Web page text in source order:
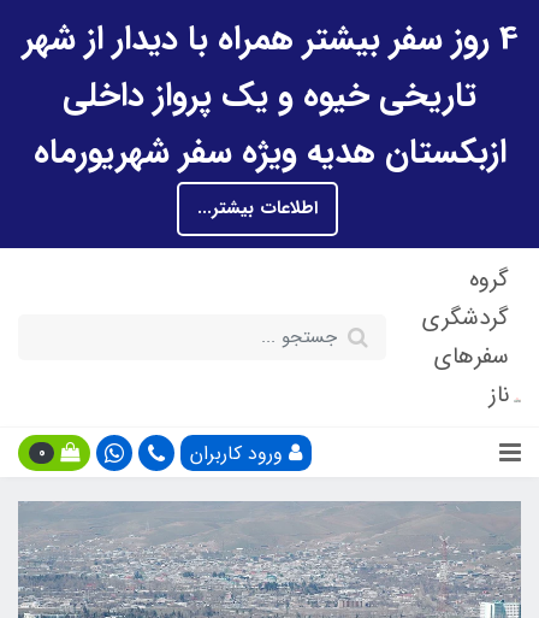
4 روز سفر بیشتر همراه با دیدار از شهر
تاریخی خیوه و یک پرواز داخلی
ازبکستان هدیه ویژه سفر شهریورماه
اطلاعات بیشتر...
گروه
گردشگری
سفرهای
ناز
ورود کاربران 0